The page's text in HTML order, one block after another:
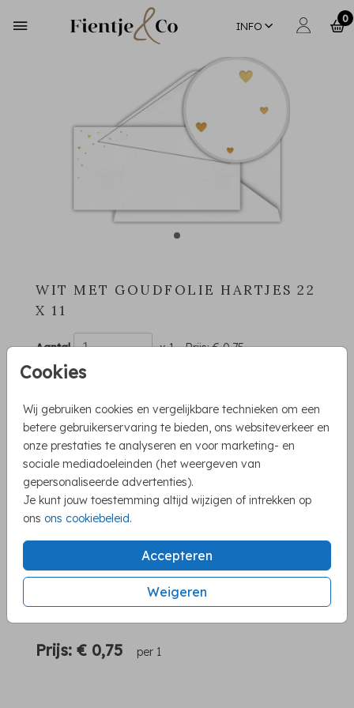
INFO
0
Cookies
Wij gebruiken cookies en vergelijkbare technieken om een
betere gebruikerservaring te bieden, ons websiteverkeer en
onze prestaties te analyseren en voor marketing- en
sociale mediadoeleinden (het weergeven van
gepersonaliseerde advertenties).
Je kunt jouw toestemming altijd wijzigen of intrekken op
ons ons cookiebeleid.
Accepteren
Weigeren
WIT MET GOUDFOLIE HARTJES 22
X 11
Aantal x 1 Prijs:€ 0,75
Mooie producten om je kaart iets extra's te
geven
Eenvoudig te bestellen via de shop
Prijs: € 0,75 per 1